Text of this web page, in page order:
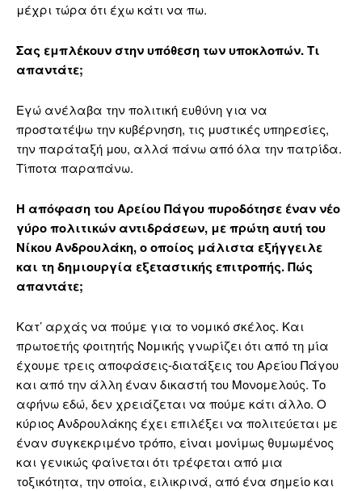
μέχρι τώρα ότι έχω κάτι να πω.
Σας εμπλέκουν στην υπόθεση των υποκλοπών. Τι
απαντάτε;
Εγώ ανέλαβα την πολιτική ευθύνη για να
προστατέψω την κυβέρνηση, τις μυστικές υπηρεσίες,
την παράταξή μου, αλλά πάνω από όλα την πατρίδα.
Τίποτα παραπάνω.
Η απόφαση του Αρείου Πάγου πυροδότησε έναν νέο
γύρο πολιτικών αντιδράσεων, με πρώτη αυτή του
Νίκου Ανδρουλάκη, ο οποίος μάλιστα εξήγγειλε
και τη δημιουργία εξεταστικής επιτροπής. Πώς
απαντάτε;
Κατ’ αρχάς να πούμε για το νομικό σκέλος. Και
πρωτοετής φοιτητής Νομικής γνωρίζει ότι από τη μία
έχουμε τρεις αποφάσεις-διατάξεις του Αρείου Πάγου
και από την άλλη έναν δικαστή του Μονομελούς. Το
αφήνω εδώ, δεν χρειάζεται να πούμε κάτι άλλο. Ο
κύριος Ανδρουλάκης έχει επιλέξει να πολιτεύεται με
έναν συγκεκριμένο τρόπο, είναι μονίμως θυμωμένος
και γενικώς φαίνεται ότι τρέφεται από μια
τοξικότητα, την οποία, ειλικρινά, από ένα σημείο και